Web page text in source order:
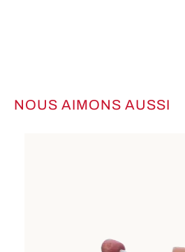
Ignorer la galerie de produits
NOUS AIMONS AUSSI